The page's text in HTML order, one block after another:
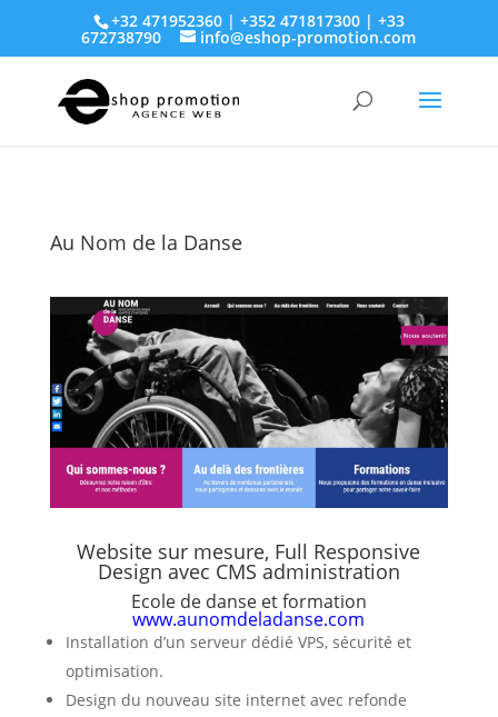
+32 471952360 | +352 471817300 | +33
672738790 info@eshop-promotion.com
Au Nom de la Danse
Website sur mesure, Full Responsive
Design avec CMS administration
Ecole de danse et formation
www.aunomdeladanse.com
Installation d’un serveur dédié VPS, sécurité et
optimisation.
Design du nouveau site internet avec refonde